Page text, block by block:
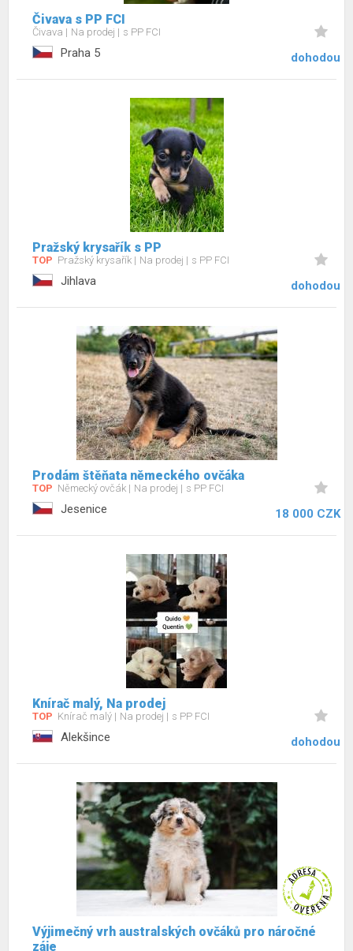
Čivava s PP FCI
Čivava Na prodej s PP FCI
Praha 5 dohodou
Pražský krysařík s PP
TOP Pražský krysařík Na prodej s PP FCI
Jihlava dohodou
Prodám štěňata německého ovčáka
TOP Německý ovčák Na prodej s PP FCI
Jesenice 18 000 CZK
Knírač malý, Na prodej
TOP Knírač malý Na prodej s PP FCI
Alekšince dohodou
Výjimečný vrh australských ovčáků pro náročné
záje